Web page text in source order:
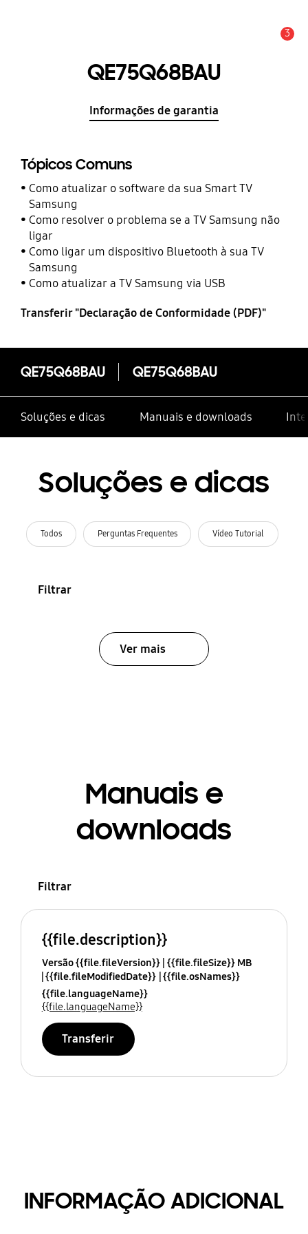
3
QE75Q68BAU
Informações de garantia
Tópicos Comuns
Como atualizar o software da sua Smart TV
Samsung
Como resolver o problema se a TV Samsung não
ligar
Como ligar um dispositivo Bluetooth à sua TV
Samsung
Como atualizar a TV Samsung via USB
Transferir "Declaração de Conformidade (PDF)"
QE75Q68BAU QE75Q68BAU
Soluções e dicas Manuais e downloads
Soluções e dicas
Todos Perguntas Frequentes Vídeo Tutorial
Filtrar
Ver mais
Manuais e
downloads
Filtrar
{{file.description}}
Versão {{file.fileVersion}} {{file.fileSize}} MB
{{file.fileModifiedDate}} {{file.osNames}}
{{file.languageName}}
{{file.languageName}}
Transferir
INFORMAÇÃO ADICIONAL